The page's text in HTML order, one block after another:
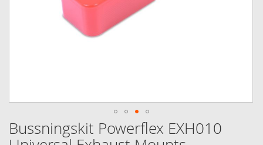
Bussningskit Powerflex EXH010
Hoppa
till